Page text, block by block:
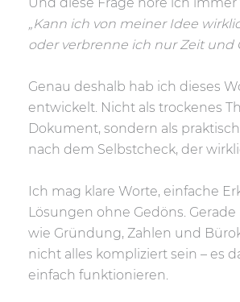
„Kann ich von meiner Idee
oder verbrenne ich nur Zeit und
Genau deshalb hab ich dieses
entwickelt. Nicht als trockenes
Dokument, sondern als
nach dem Selbstcheck, der
Ich mag klare Worte, einfache
Lösungen ohne Gedöns.
wie Gründung, Zahlen und
nicht alles kompliziert sein – es
einfach funktionieren.